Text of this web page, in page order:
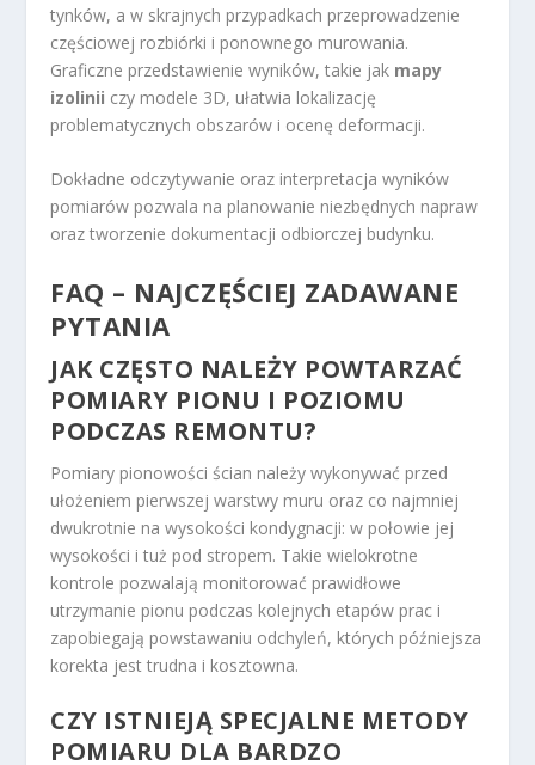
tynków, a w skrajnych przypadkach przeprowadzenie
częściowej rozbiórki i ponownego murowania.
Graficzne przedstawienie wyników, takie jak mapy
izolinii czy modele 3D, ułatwia lokalizację
problematycznych obszarów i ocenę deformacji.
Dokładne odczytywanie oraz interpretacja wyników
pomiarów pozwala na planowanie niezbędnych napraw
oraz tworzenie dokumentacji odbiorczej budynku.
FAQ – NAJCZĘŚCIEJ ZADAWANE
PYTANIA
JAK CZĘSTO NALEŻY POWTARZAĆ
POMIARY PIONU I POZIOMU
PODCZAS REMONTU?
Pomiary pionowości ścian należy wykonywać przed
ułożeniem pierwszej warstwy muru oraz co najmniej
dwukrotnie na wysokości kondygnacji: w połowie jej
wysokości i tuż pod stropem. Takie wielokrotne
kontrole pozwalają monitorować prawidłowe
utrzymanie pionu podczas kolejnych etapów prac i
zapobiegają powstawaniu odchyleń, których późniejsza
korekta jest trudna i kosztowna.
CZY ISTNIEJĄ SPECJALNE METODY
POMIARU DLA BARDZO